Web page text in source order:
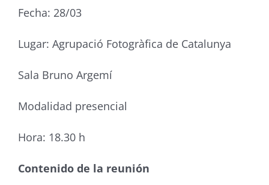
Fecha: 28/03
Lugar: Agrupació Fotogràfica de Catalunya
Sala Bruno Argemí
Modalidad presencial
Hora: 18.30 h
Contenido de la reunión